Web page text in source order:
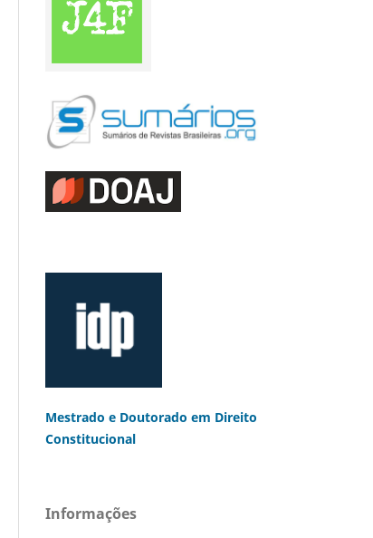
Mestrado e Doutorado em Direito
Constitucional
Informações